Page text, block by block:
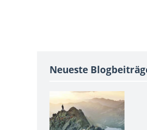
Neueste